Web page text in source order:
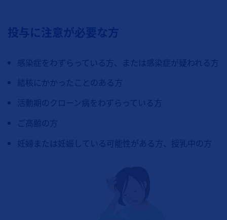
投与に注意が必要な方
感染症をわずらっている方、または感染症が疑われる方
結核にかかったことのある方
活動期のクローン病をわずらっている方
ご高齢の方
妊婦または妊娠している可能性がある方、授乳中の方